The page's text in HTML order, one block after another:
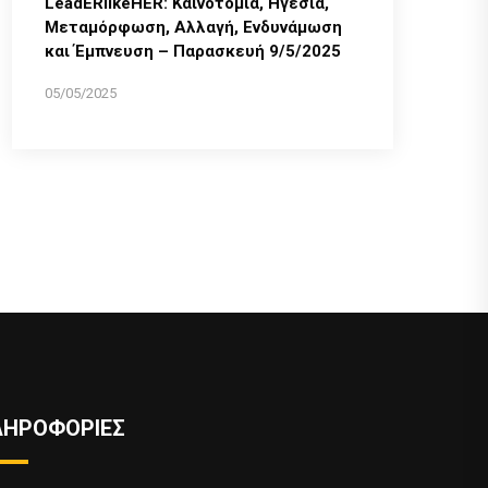
Μεταμόρφωση, Αλλαγή, Ενδυνάμωση
και Έμπνευση – Παρασκευή 9/5/2025
05/05/2025